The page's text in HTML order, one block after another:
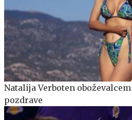
Natalija Verboten
pozdrave